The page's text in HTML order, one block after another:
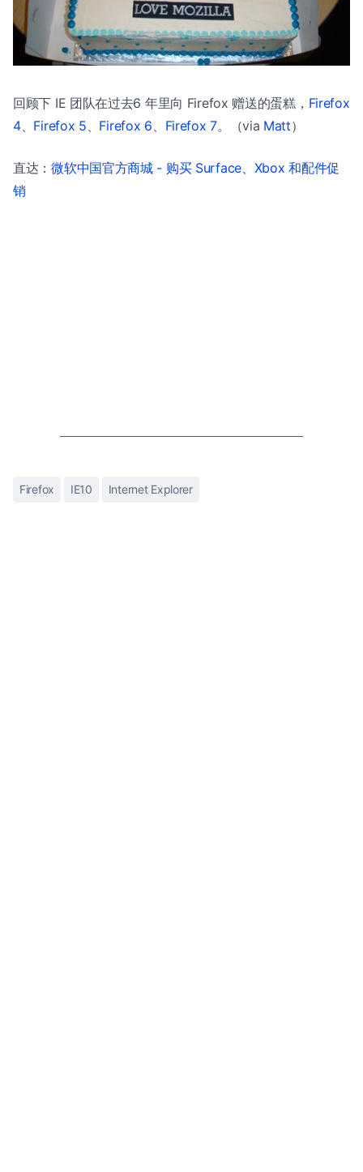
回顾下 IE 团队在过去6 年里向 Firefox 赠送的蛋糕， Firefox
4、 Firefox 5 Firefox 6 Firefox 7。（via Matt）
直达：微软中国官方商城 - 购买 Surface、Xbox 和配件促
销
Firefox IE10 Internet Explorer